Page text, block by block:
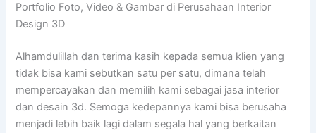
Portfolio Foto, Video & Gambar di Perusahaan Interior
Design 3D
Alhamdulillah dan terima kasih kepada semua klien yang
tidak bisa kami sebutkan satu per satu, dimana telah
mempercayakan dan memilih kami sebagai jasa interior
dan desain 3d. Semoga kedepannya kami bisa berusaha
menjadi lebih baik lagi dalam segala hal yang berkaitan